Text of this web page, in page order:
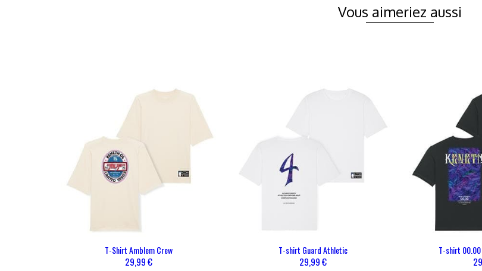
Vous aimeriez aussi
T-Shirt Amblem Crew
29,99 €
T-shirt Guard Athletic
29,99 €
T-shirt
RESTEZ INFORMÉ DE NOS BONS PLANS ET NOUVEAUTÉS
A PROPOS DE MISTER V
Mentions légales
Politique de protection de la vie privée
NOS CATÉGORIES AIDE &
FAQ - Coronavirus